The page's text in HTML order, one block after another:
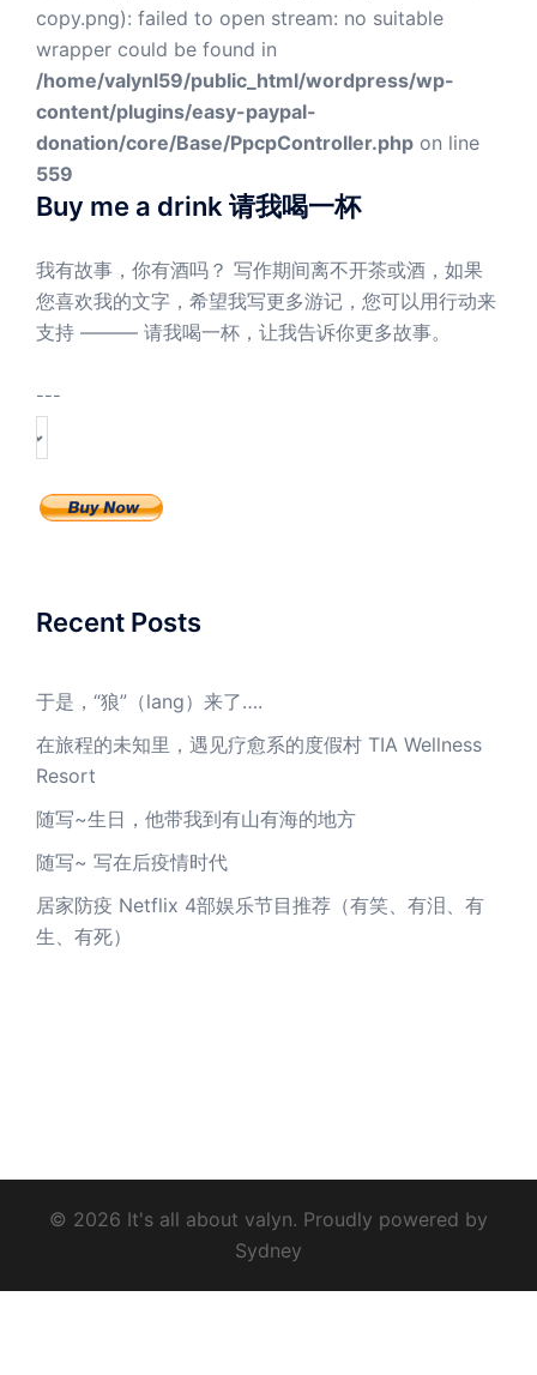
copy.png): failed to open stream: no suitable
wrapper could be found in
/home/valynl59/public_html/wordpress/wp-
content/plugins/easy-paypal-
donation/core/Base/PpcpController.php on line
559
Buy me a drink 请我喝一杯
我有故事，你有酒吗？ 写作期间离不开茶或酒，如果
您喜欢我的文字，希望我写更多游记，您可以用行动来
支持 ——— 请我喝一杯，让我告诉你更多故事。
---
Recent Posts
于是，“狼”（lang）来了….
在旅程的未知里，遇见疗愈系的度假村 TIA Wellness
Resort
随写~生日，他带我到有山有海的地方
随写~ 写在后疫情时代
居家防疫 Netflix 4部娱乐节目推荐（有笑、有泪、有
生、有死）
© 2026 It's all about valyn. Proudly powered by
Sydney